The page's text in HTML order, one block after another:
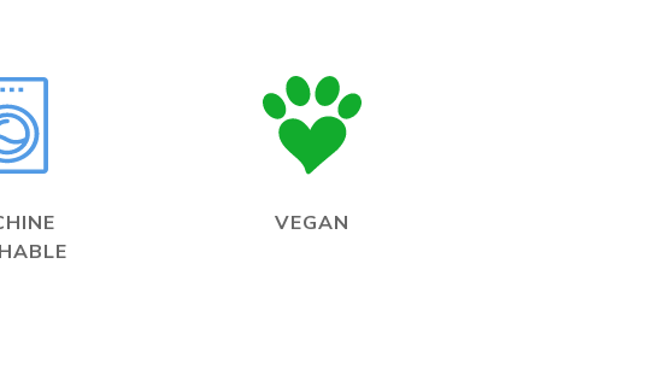
VEGAN